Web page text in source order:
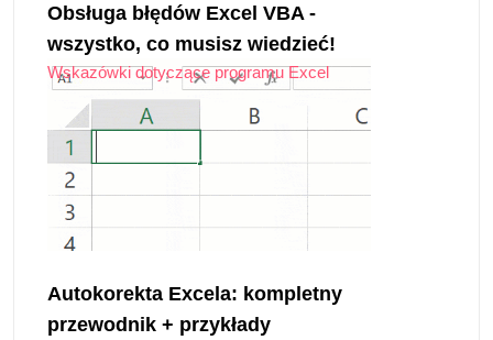
Obsługa błędów Excel VBA -
wszystko, co musisz wiedzieć!
Wskazówki dotyczące programu Excel
Autokorekta Excela: kompletny
przewodnik + przykłady